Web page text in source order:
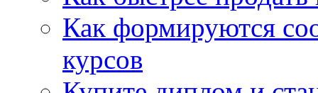
Как формируются
курсов